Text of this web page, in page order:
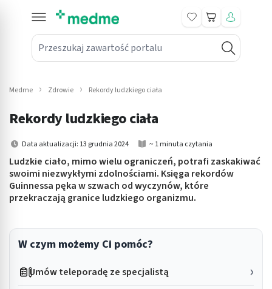
Przeszukaj zawartość portalu
Koszyk
submenu: Leki na receptę
submenu: Kosmetyki
submenu: Higiena
submenu: Intymne
submenu: Wellness
Medme Zdrowie Rekordy ludzkiego ciała
Rekordy ludzkiego ciała
Data aktualizacji: 13 grudnia 2024 ~ 1 minuta czytania
Ludzkie ciało, mimo wielu ograniczeń, potrafi zaskakiwać
swoimi niezwykłymi zdolnościami. Księga rekordów
Guinnessa pęka w szwach od wyczynów, które
przekraczają granice ludzkiego organizmu.
W czym możemy Ci pomóc?
Umów teleporadę ze specjalistą